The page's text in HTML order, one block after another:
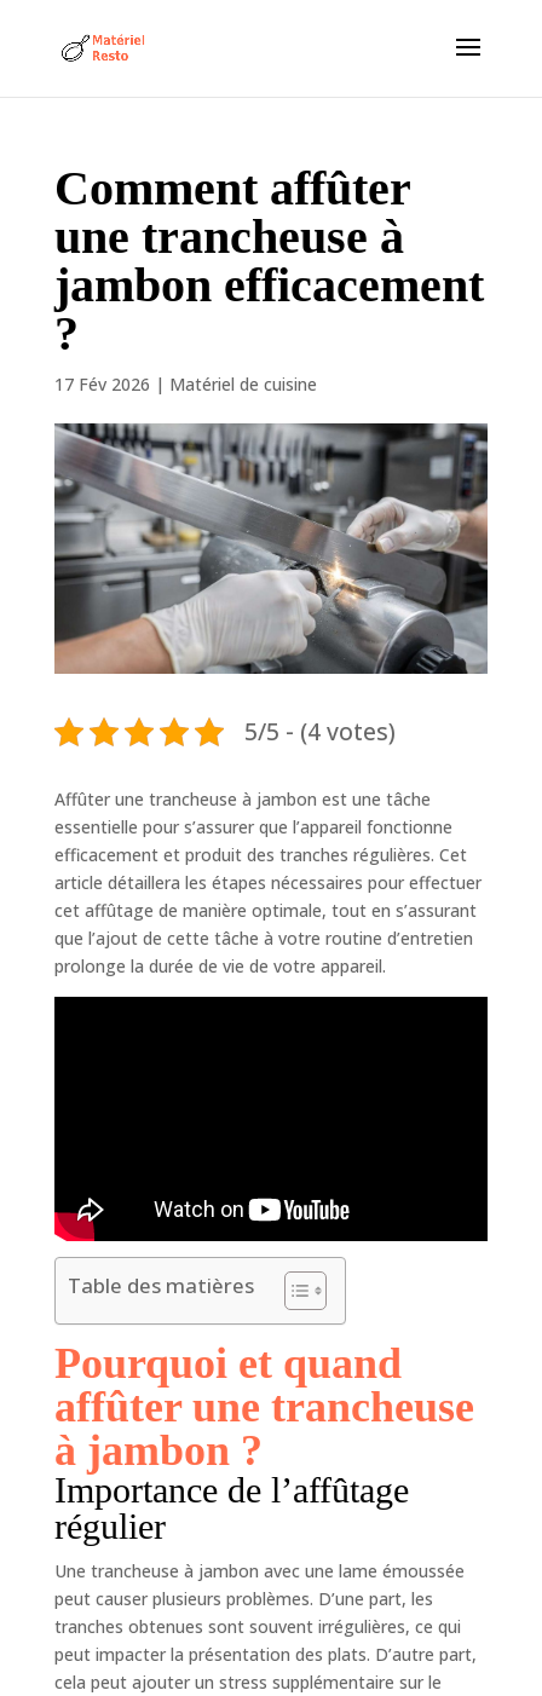
Comment affûter
une trancheuse à
jambon efficacement
?
17 Fév 2026 | Matériel de cuisine
5/5 - (4 votes)
Affûter une trancheuse à jambon est une tâche
essentielle pour s’assurer que l’appareil fonctionne
efficacement et produit des tranches régulières. Cet
article détaillera les étapes nécessaires pour effectuer
cet affûtage de manière optimale, tout en s’assurant
que l’ajout de cette tâche à votre routine d’entretien
prolonge la durée de vie de votre appareil.
Table des matières
Pourquoi et quand
affûter une trancheuse
à jambon ?
Importance de l’affûtage
régulier
Une trancheuse à jambon avec une lame émoussée
peut causer plusieurs problèmes. D’une part, les
tranches obtenues sont souvent irrégulières, ce qui
peut impacter la présentation des plats. D’autre part,
cela peut ajouter un stress supplémentaire sur le